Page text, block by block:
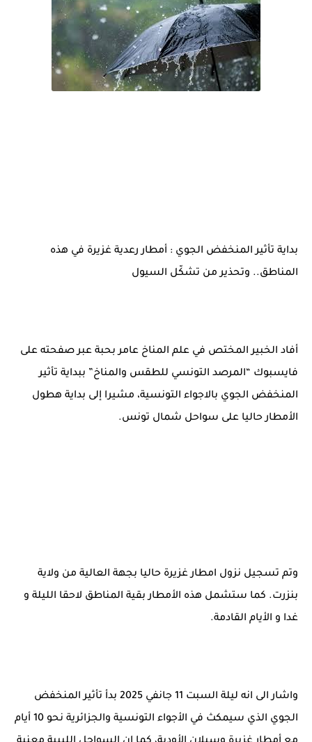
بداية تأثير المنخفض الجوي : أمطار رعدية غزيرة في هذه
المناطق.. وتحذير من تشكّل السيول
أفاد الخبير المختص في علم المناخ عامر بحبة عبر صفحته على
فايسبوك “المرصد التونسي للطقس والمناخ” ببداية تأثير
المنخفض الجوي بالاجواء التونسية، مشيرا إلى بداية هطول
الأمطار حاليا على سواحل شمال تونس.
وتم تسجيل نزول امطار غزيرة حاليا بجهة العالية من ولاية
بنزرت. كما ستشمل هذه الأمطار بقية المناطق لاحقا الليلة و
غدا و الأيام القادمة.
واشار الى انه ليلة السبت 11 جانفي 2025 بدأ تأثير المنخفض
الجوي الذي سيمكث في الأجواء التونسية والجزائرية نحو 10 أيام